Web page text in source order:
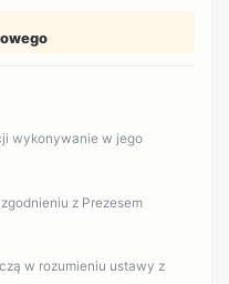
wykonywanie w jego
z Prezesem
w rozumieniu ustawy z